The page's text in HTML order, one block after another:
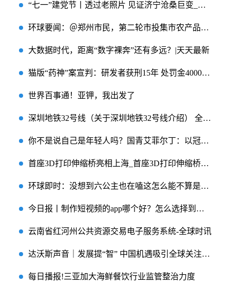
“七一”建党节丨透过老照片 见证济宁沧桑巨变_当前头条
环球要闻：＠郑州市民，第二轮市投集市农产品消费券追加到15000张
大数据时代，距离“数字裸奔”还有多远？|天天最新
猫版“药神”案宣判：研发者获刑15年 处罚金4000万元-环球速看料
世界百事通！亚钾，我出发了
深圳地铁32号线（关于深圳地铁32号线介绍） 全球新要闻
你不是说自己是年轻人吗？国青艾菲尔丁：以冠军为目标，以进军世界杯为目标 每日动态
首座3D打印伸缩桥亮相上海_首座3D打印伸缩桥亮相上海 全球热推荐
环球即时：没想到六公主也在嗑这怎么能不算是同台呢……_热点
今日报丨制作短视频的app哪个好？怎么选择到合适的app？
云南省红河州公共资源交易电子服务系统-全球时讯
达沃斯声音｜发展提“智” 中国机遇吸引全球关注-今日聚焦
每日播报!三亚加大海鲜餐饮行业监管整治力度